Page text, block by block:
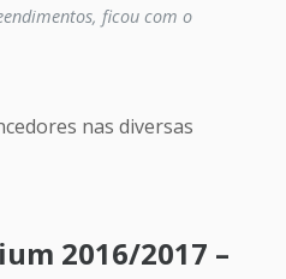
ficou com o
nas diversas
2016/2017 –